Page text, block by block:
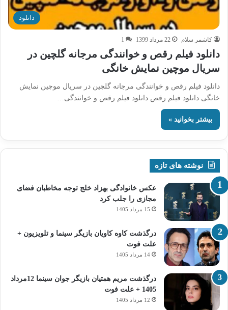
دانلود
کاشمر سلام 22 مرداد 1399 1
دانلود فیلم رقص و خوانندگی مرجانه گلچین در
سریال موچین نمایش خانگی
دانلود فیلم رقص و خوانندگی مرجانه گلچین در سریال موچین نمایش
خانگی دانلود فیلم رقص دانلود فیلم رقص و خوانندگی…
بیشتر بخوانید »
نوشته های تازه
عکس خانوادگی بهزاد خلج توجه مخاطبان فضای
مجازی را جلب کرد
15 مرداد 1405
درگذشت کاوه کاویان بازیگر سینما و تلویزیون +
علت فوت
14 مرداد 1405
درگذشت مریم همتیان بازیگر جوان سینما 12مرداد
1405 + علت فوت
12 مرداد 1405